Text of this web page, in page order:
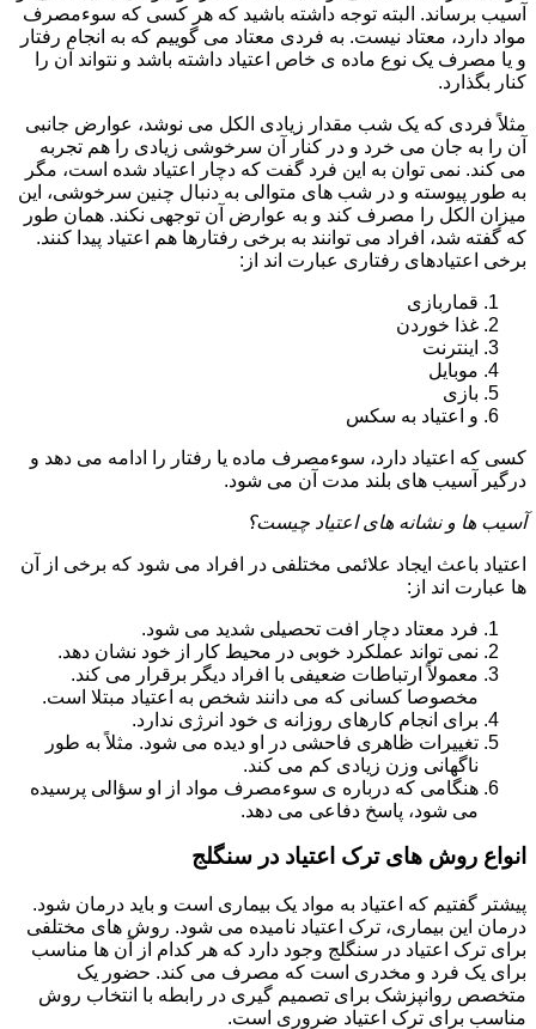
آسیب برساند. البته توجه داشته باشید که هر کسی که سوءمصرف
مواد دارد، معتاد نیست. به فردی معتاد می گوییم که به انجام رفتار
و یا مصرف یک نوع ماده ی خاص اعتیاد داشته باشد و نتواند آن را
کنار بگذارد.
مثلاً فردی که یک شب مقدار زیادی الکل می نوشد، عوارض جانبی
آن را به جان می خرد و در کنار آن سرخوشی زیادی را هم تجربه
می کند. نمی توان به این فرد گفت که دچار اعتیاد شده است، مگر
به طور پیوسته و در شب های متوالی به دنبال چنین سرخوشی، این
میزان الکل را مصرف کند و به عوارض آن توجهی نکند. همان طور
که گفته شد، افراد می توانند به برخی رفتارها هم اعتیاد پیدا کنند.
برخی اعتیادهای رفتاری عبارت اند از:
قماربازی
غذا خوردن
اینترنت
موبایل
بازی
و اعتیاد به سکس
کسی که اعتیاد دارد، سوءمصرف ماده یا رفتار را ادامه می دهد و
درگیر آسیب های بلند مدت آن می شود.
آسیب ها و نشانه های اعتیاد چیست؟
اعتیاد باعث ایجاد علائمی مختلفی در افراد می شود که برخی از آن
ها عبارت اند از:
فرد معتاد دچار افت تحصیلی شدید می شود.
نمی تواند عملکرد خوبی در محیط کار از خود نشان دهد.
معمولاً ارتباطات ضعیفی با افراد دیگر برقرار می کند.
مخصوصا کسانی که می دانند شخص به اعتیاد مبتلا است.
برای انجام کارهای روزانه ی خود انرژی ندارد.
تغییرات ظاهری فاحشی در او دیده می شود. مثلاً به طور
ناگهانی وزن زیادی کم می کند.
هنگامی که درباره ی سوءمصرف مواد از او سؤالی پرسیده
می شود، پاسخ دفاعی می دهد.
انواع روش های ترک اعتیاد در سنگلج
پیشتر گفتیم که اعتیاد به مواد یک بیماری است و باید درمان شود.
درمان این بیماری، ترک اعتیاد نامیده می شود. روش های مختلفی
برای ترک اعتیاد در سنگلج وجود دارد که هر کدام از آن ها مناسب
برای یک فرد و مخدری است که مصرف می کند. حضور یک
متخصص روانپزشک برای تصمیم گیری در رابطه با انتخاب روش
مناسب برای ترک اعتیاد ضروری است.